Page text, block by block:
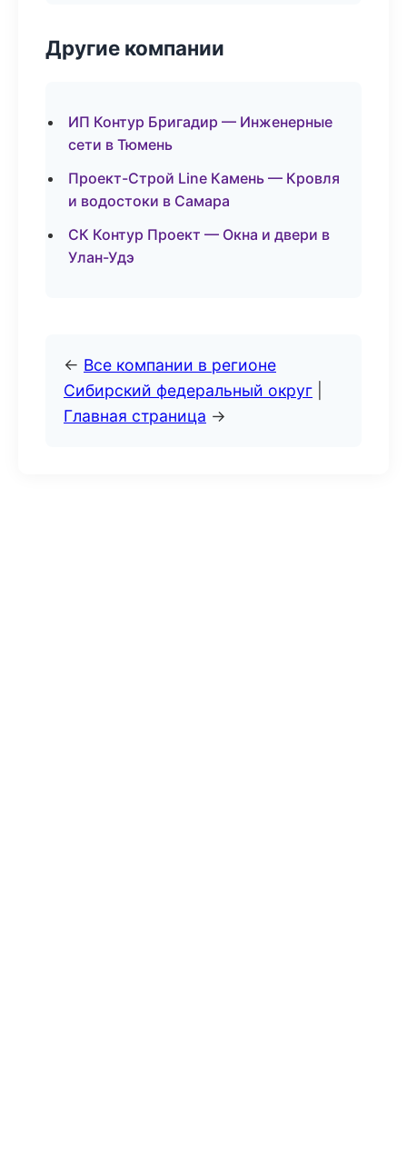
Другие компании
ИП Контур Бригадир — Инженерные
сети в Тюмень
Проект-Строй Line Камень — Кровля
и водостоки в Самара
СК Контур Проект — Окна и двери в
Улан-Удэ
← Все компании в регионе
Сибирский федеральный округ
Главная страница →